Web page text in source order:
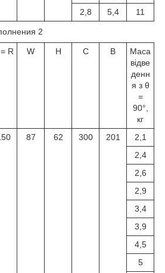
2,8 5,4 11
2
R W Н С В
Маса
відве
денн
я з θ
=
90°,
кг
87 62 300 201
2,1
2,4
2,6
2,9
3,4
3,9
4,5
5